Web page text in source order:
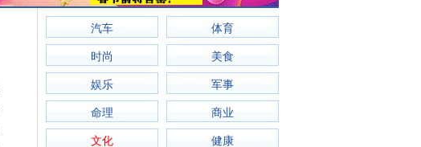
汽车 体育
时尚 美食
娱乐 军事
命理 商业
文化 健康